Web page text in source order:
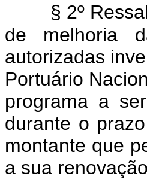
§ 2º
de melhoria
autorizadas
Portuário
programa a
durante o
montante que
a sua